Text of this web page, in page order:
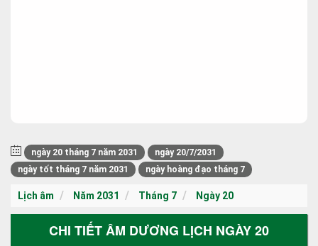
ngày 20 tháng 7 năm 2031
ngày 20/7/2031
ngày tốt tháng 7 năm 2031
ngày hoàng đạo tháng 7
Lịch âm Năm 2031 Tháng 7 Ngày 20
CHI TIẾT ÂM DƯƠNG LỊCH NGÀY 20